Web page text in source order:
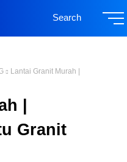
Search
Lantai Granit Murah |
|
Granit